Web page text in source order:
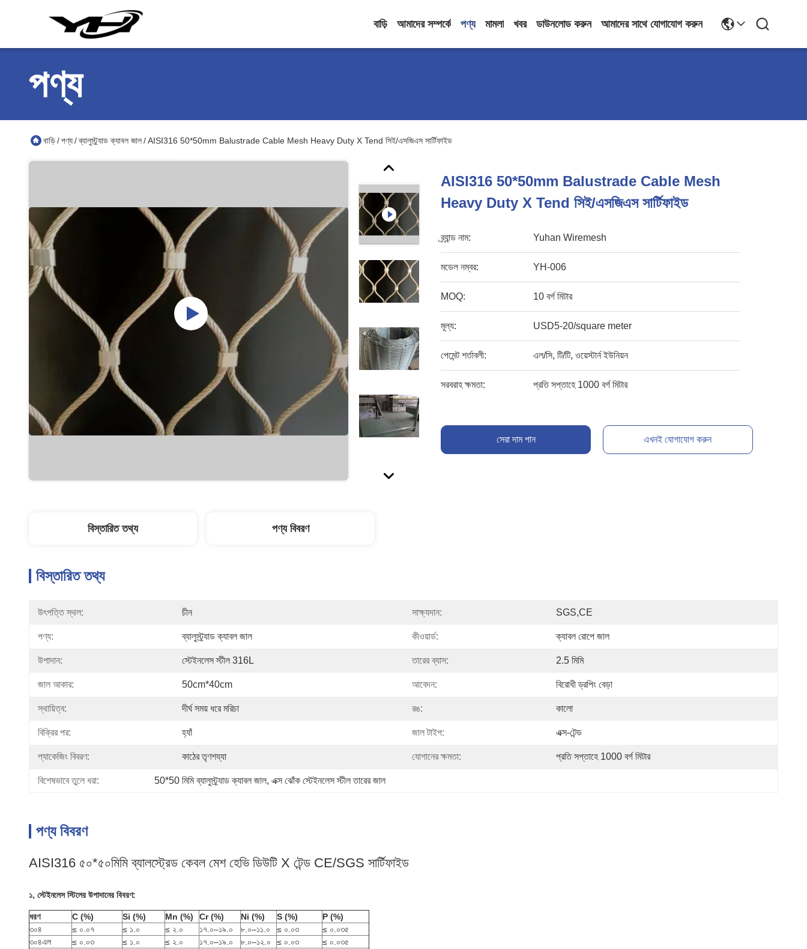
বাড়ি আমাদের সম্পর্কে পণ্য মামলা খবর ডাউনলোড করুন আমাদের সাথে যোগাযোগ করুন
পণ্য
বাড়ি/পণ্য/ব্যালুস্ট্র্যাড ক্যাবল জাল/AISI316 50*50mm Balustrade Cable Mesh Heavy Duty X Tend সিই/এসজিএস সার্টিফাইড
AISI316 50*50mm Balustrade Cable Mesh
Heavy Duty X Tend সিই/এসজিএস সার্টিফাইড
ব্র্যান্ড নাম: Yuhan Wiremesh
মডেল নম্বর: YH-006
MOQ: 10 বর্গ মিটার
মূল্য: USD5-20/square meter
পেমেন্ট শর্তাবলী: এল/সি, টি/টি, ওয়েস্টার্ন ইউনিয়ন
সরবরাহ ক্ষমতা: প্রতি সপ্তাহে 1000 বর্গ মিটার
সেরা দাম পান এখনই যোগাযোগ করুন
বিস্তারিত তথ্য পণ্য বিবরণ
বিস্তারিত তথ্য
উৎপত্তি স্থল: চীন সাক্ষ্যদান: SGS,CE
পণ্য: ব্যালুস্ট্র্যাড ক্যাবল জাল কীওয়ার্ড: ক্যাবল রোপে জাল
উপাদান: স্টেইনলেস স্টীল 316L তারের ব্যাস: 2.5 মিমি
জাল আকার: 50cm*40cm আবেদন: বিরোধী ড্রপিং বেড়া
স্থায়িত্ব: দীর্ঘ সময় ধরে মরিচা রঙ: কালো
বিক্রির পর: হ্যাঁ জাল টাইপ: এক্স-টেন্ড
প্যাকেজিং বিবরণ: কাঠের তৃণশয্যা যোগানের ক্ষমতা: প্রতি সপ্তাহে 1000 বর্গ মিটার
বিশেষভাবে তুলে ধরা: 50*50 মিমি ব্যালুস্ট্র্যাড ক্যাবল জাল, এক্স ঝোঁক স্টেইনলেস স্টীল তারের জাল
পণ্য বিবরণ
AISI316 ৫০*৫০মিমি ব্যালস্ট্রেড কেবল মেশ হেভি ডিউটি X টেন্ড CE/SGS সার্টিফাইড
১, স্টেইনলেস স্টিলের উপাদানের বিবরণ:
ধরণ C (%) Si (%) Mn (%) Cr (%) Ni (%) S (%)
P (%)
৩০৪
≤ ০.০৭ ≤ ১.০ ≤ ২.০ ১৭.০–১৯.০ ৮.০–১১.০ ≤ ০.০৩
≤ ০.০৩৫
৩০৪এল
≤ ০.০৩ ≤ ১.০ ≤ ২.০ ১৭.০–১৯.০ ৮.০–১২.০ ≤ ০.০৩
≤ ০.০৩৫